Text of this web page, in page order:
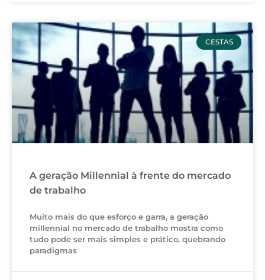
CESTAS
A geração Millennial à frente do mercado
de trabalho
Muito mais do que esforço e garra, a geração
millennial no mercado de trabalho mostra como
tudo pode ser mais simples e prático, quebrando
paradigmas